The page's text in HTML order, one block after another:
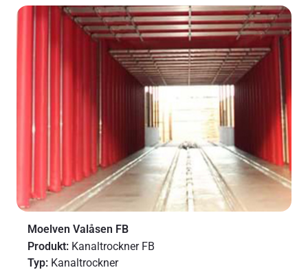
Moelven Valåsen FB
Produkt: Kanaltrockner FB
Typ: Kanaltrockner